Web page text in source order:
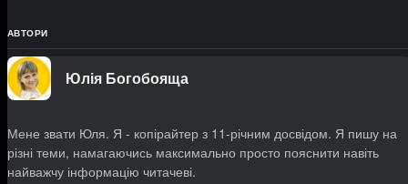
АВТОРИ
Юлія Богобояща
Мене звати Юля. Я - копірайтер з 11-річним досвідом. Я пишу на
різні теми, намагаючись максимально просто пояснити навіть
найважчу інформацію читачеві.